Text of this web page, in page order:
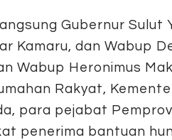
Gubernur Sulut
Kamaru, dan Wabup
Wabup Heronimus
Rakyat,
para pejabat
penerima bantuan